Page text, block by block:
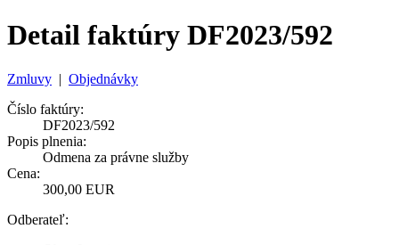
Detail faktúry DF2023/592
Zmluvy | Objednávky
Číslo faktúry:
DF2023/592
Popis plnenia:
Odmena za právne služby
Cena:
300,00 EUR
Odberateľ: